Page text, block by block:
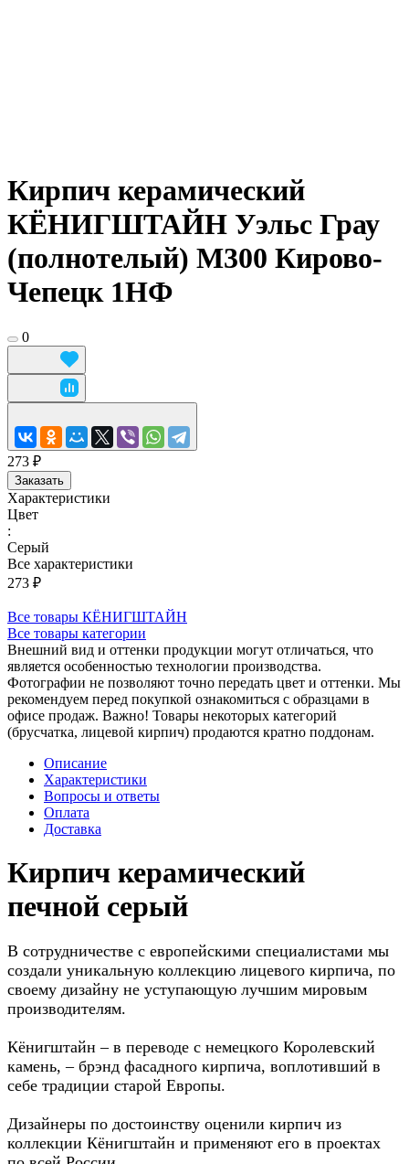
Кирпич керамический
КЁНИГШТАЙН Уэльс Грау
(полнотелый) М300 Кирово-
Чепецк 1НФ
0
273 ₽
Заказать
Характеристики
Цвет
:
Серый
Все характеристики
273 ₽
Все товары КЁНИГШТАЙН
Все товары категории
Внешний вид и оттенки продукции могут отличаться, что
является особенностью технологии производства.
Фотографии не позволяют точно передать цвет и оттенки. Мы
рекомендуем перед покупкой ознакомиться с образцами в
офисе продаж. Важно! Товары некоторых категорий
(брусчатка, лицевой кирпич) продаются кратно поддонам.
Описание
Характеристики
Вопросы и ответы
Оплата
Доставка
Кирпич керамический
печной серый
В сотрудничестве с европейскими специалистами мы
создали уникальную коллекцию лицевого кирпича, по
своему дизайну не уступающую лучшим мировым
производителям.
Кёнигштайн – в переводе с немецкого Королевский
камень, – брэнд фасадного кирпича, воплотивший в
себе традиции старой Европы.
Дизайнеры по достоинству оценили кирпич из
коллекции Кёнигштайн и применяют его в проектах